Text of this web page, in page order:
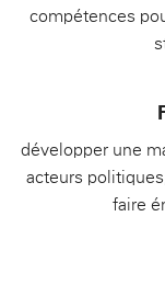
compétences
développer une
acteurs
faire